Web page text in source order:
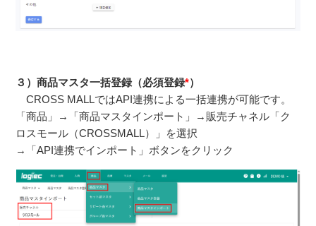
３）商品マスタ一括登録（必須登録*）
CROSS MALLではAPI連携による一括連携が可能です。
「商品」→「商品マスタインポート」→販売チャネル「ク
ロスモール（CROSSMALL）」を選択
→「API連携でインポート」ボタンをクリック